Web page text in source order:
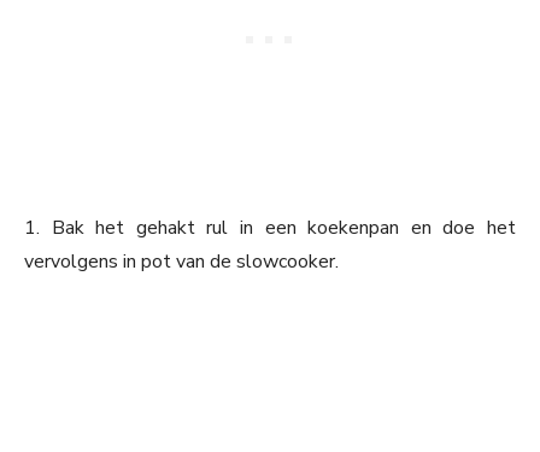
1. Bak het gehakt rul in een koekenpan en doe het
vervolgens in pot van de slowcooker.